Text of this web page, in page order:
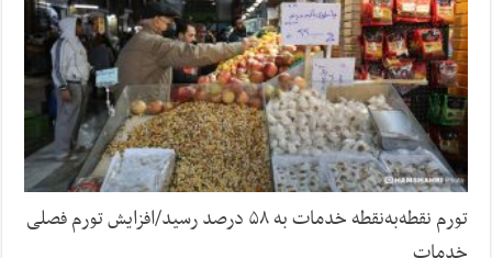
تورم نقطه‌به‌نقطه خدمات به ۵۸ درصد رسید/افزایش تورم فصلی